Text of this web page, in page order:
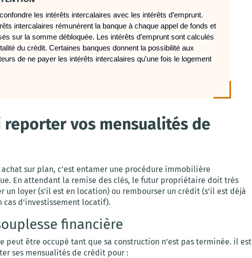
les intérêts intercalaires avec les intérêts d’emprunt.
intercalaires rémunèrent la banque à chaque appel de fonds et
sur la somme débloquée. Les intérêts d’emprunt sont calculés
du crédit. Certaines banques donnent la possibilité aux
de ne payer les intérêts intercalaires qu’une fois le logement
reporter vos mensualités de
achat sur plan, c’est entamer une procédure immobilière
En attendant la remise des clés, le futur propriétaire doit très
un loyer (s’il est en location) ou rembourser un crédit (s’il est déjà
d’investissement locatif).
financière
peut être occupé tant que sa construction n’est pas terminée. il est
ses mensualités de crédit pour :